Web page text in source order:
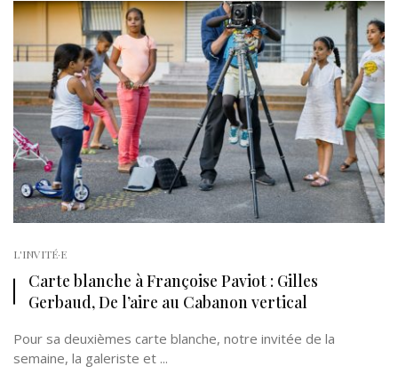
L'INVITÉ·E
Carte blanche à Françoise Paviot : Gilles
Gerbaud, De l’aire au Cabanon vertical
Pour sa deuxièmes carte blanche, notre invitée de la
semaine, la galeriste et ...